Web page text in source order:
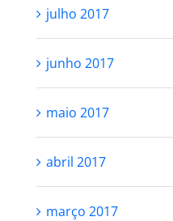
julho 2017
junho 2017
maio 2017
abril 2017
março 2017